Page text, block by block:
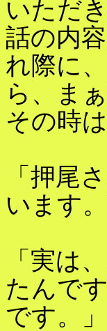
いただ
話の内
れ際に
ら、ま
その時
「押尾
います
「実は
たんで
です。」